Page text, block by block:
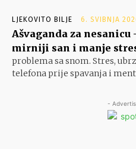
LJEKOVITO BILJE 6. SVIBNJA
Ašvaganda za
mirniji san i manje
problema sa snom. Stres,
telefona prije spavanja i
-